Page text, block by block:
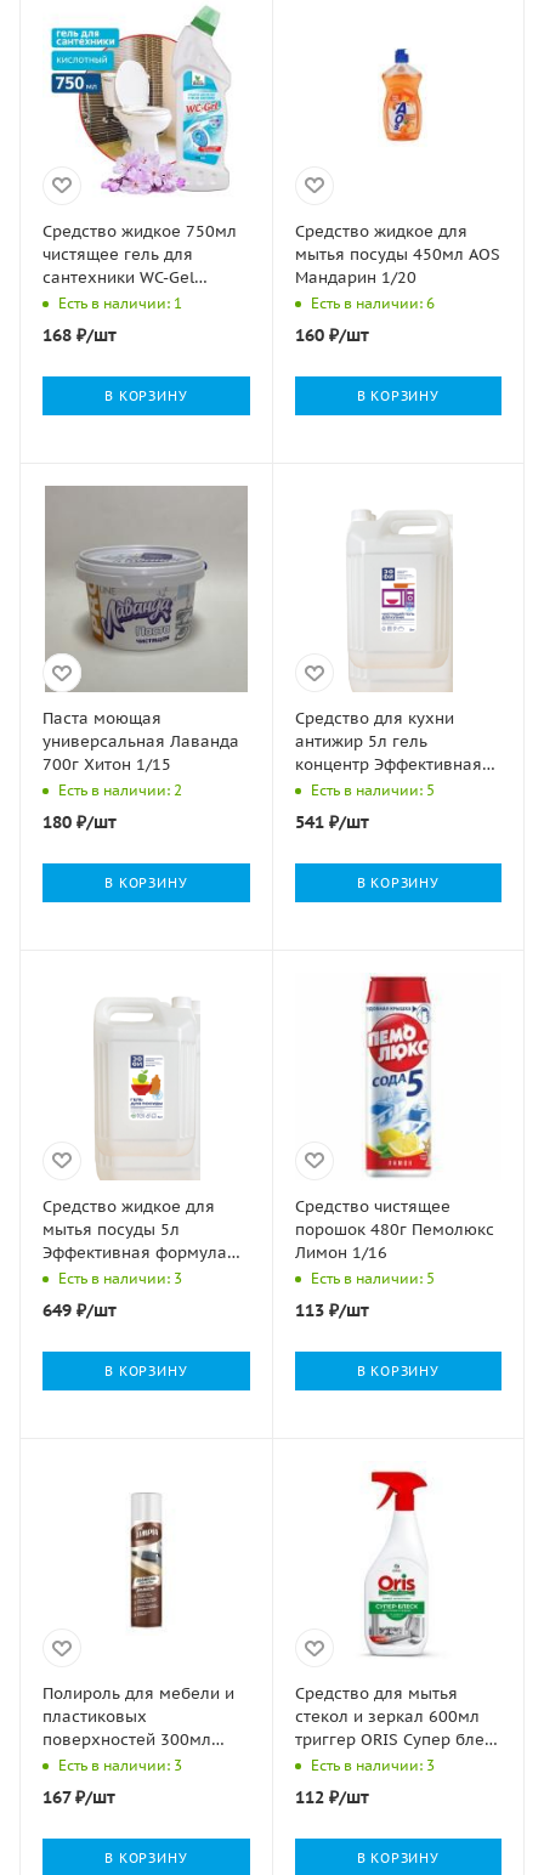
Средство жидкое 750мл
чистящее гель для
сантехники WC-Gel
Clean&Green 1/8
Есть в наличии: 1
168 ₽/шт
В КОРЗИНУ
Средство жидкое для
мытья посуды 450мл AOS
Мандарин 1/20
Есть в наличии: 6
160₽/шт
В КОРЗИНУ
Паста моющая
универсальная Лаванда
700г Хитон 1/15
Есть в наличии: 2
180 ₽/шт
В КОРЗИНУ
Средство для кухни
антижир 5л гель
концентр Эффективная
формула ЭФФИ 1/4
Есть в наличии: 5
541₽/шт
В КОРЗИНУ
Средство жидкое для
мытья посуды 5л
Эффективная формула
ЭФФИ (эксперт 2000) 1/4
Есть в наличии: 3
649 ₽/шт
В КОРЗИНУ
Средство чистящее
порошок 480г Пемолюкс
Лимон 1/16
Есть в наличии: 5
113₽/шт
В КОРЗИНУ
Полироль для мебели и
пластиковых
поверхностей 300мл
Limpia Сибиар 1/12
Есть в наличии: 3
167₽/шт
В КОРЗИНУ
Средство для мытья
стекол и зеркал 600мл
триггер ORIS Супер блеск
Грасс GRASS 1/8
Есть в наличии: 3
112₽/шт
В КОРЗИНУ